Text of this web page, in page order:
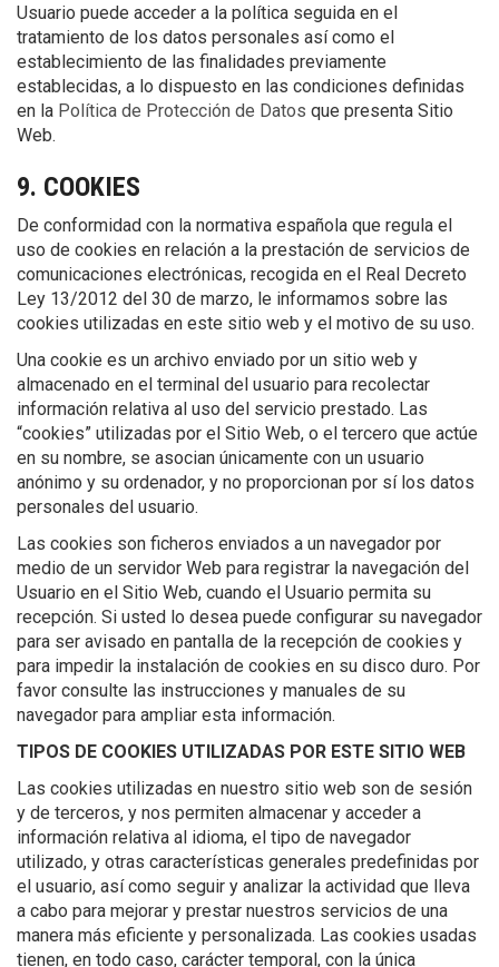
Usuario puede acceder a la política seguida en el
tratamiento de los datos personales así como el
establecimiento de las finalidades previamente
establecidas, a lo dispuesto en las condiciones definidas
en la Política de Protección de Datos que presenta Sitio
Web.
9. COOKIES
De conformidad con la normativa española que regula el
uso de cookies en relación a la prestación de servicios de
comunicaciones electrónicas, recogida en el Real Decreto
Ley 13/2012 del 30 de marzo, le informamos sobre las
cookies utilizadas en este sitio web y el motivo de su uso.
Una cookie es un archivo enviado por un sitio web y
almacenado en el terminal del usuario para recolectar
información relativa al uso del servicio prestado. Las
“cookies” utilizadas por el Sitio Web, o el tercero que actúe
en su nombre, se asocian únicamente con un usuario
anónimo y su ordenador, y no proporcionan por sí los datos
personales del usuario.
Las cookies son ficheros enviados a un navegador por
medio de un servidor Web para registrar la navegación del
Usuario en el Sitio Web, cuando el Usuario permita su
recepción. Si usted lo desea puede configurar su navegador
para ser avisado en pantalla de la recepción de cookies y
para impedir la instalación de cookies en su disco duro. Por
favor consulte las instrucciones y manuales de su
navegador para ampliar esta información.
TIPOS DE COOKIES UTILIZADAS POR ESTE SITIO WEB
Las cookies utilizadas en nuestro sitio web son de sesión
y de terceros, y nos permiten almacenar y acceder a
información relativa al idioma, el tipo de navegador
utilizado, y otras características generales predefinidas por
el usuario, así como seguir y analizar la actividad que lleva
a cabo para mejorar y prestar nuestros servicios de una
manera más eficiente y personalizada. Las cookies usadas
tienen, en todo caso, carácter temporal, con la única